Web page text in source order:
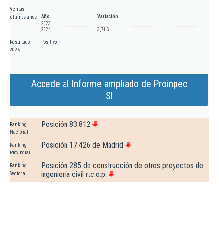
Ventas
últimos años
Año
Variación
2023
2024
3,71 %
Resultado
2025
Positivo
Accede al Informe ampliado de Proinpec
Sl
Ranking
Nacional
Posición 83.812
Ranking
Provincial
Posición 17.426 de Madrid
Ranking
Sectorial
Posición 285 de construcción de otros proyectos de
ingeniería civil n.c.o.p.